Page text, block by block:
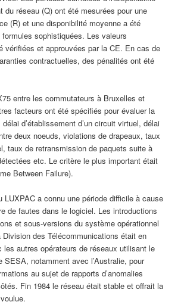
du réseau (Q) ont été mesurées pour une
(R) et une disponibilité moyenne a été
sophistiquées. Les valeurs
vérifiées et approuvées par la CE. En cas de
contractuelles, des pénalités ont été
entre les commutateurs à Bruxelles et
facteurs ont été spécifiés pour évaluer la
d’établissement d’un circuit virtuel, délai
deux noeuds, violations de drapeaux, taux
taux de retransmission de paquets suite à
etc. Le critère le plus important était
Between Failure).
LUXPAC a connu une période difficile à cause
de fautes dans le logiciel. Les introductions
et sous-versions du système opérationnel
Division des Télécommunications était en
autres opérateurs de réseaux utilisant le
SESA, notamment avec l’Australie, pour
au sujet de rapports d’anomalies
Fin 1984 le réseau était stable et offrait la